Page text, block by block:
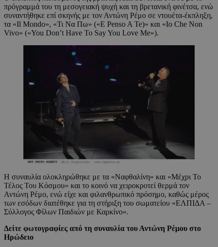
πρόγραμμά του τη μεσογειακή ψυχή και τη βρετανική φινέτσα, ενώ
συναντήθηκε επί σκηνής με τον Αντώνη Ρέμο σε ντουέτα-έκπληξη,
τα «Il Mondo», «Τι Να Πω» («E Penso A Te)» και «Io Che Non
Vivo» («You Don’t Have To Say You Love Me»).
Η συναυλία ολοκληρώθηκε με τα «Ναφθαλίνη» και «Μέχρι Το
Τέλος Του Κόσμου» και το κοινό να χειροκροτεί θερμά τον
Αντώνη Ρέμο, ενώ είχε και φιλανθρωπικό πρόσημο, καθώς μέρος
των εσόδων διατέθηκε για τη στήριξη του σωματείου «ΕΛΠΙΔΑ –
Σύλλογος Φίλων Παιδιών με Καρκίνο».
Δείτε φωτογραφίες από τη συναυλία του Αντώνη Ρέμου στο
Ηρώδειο